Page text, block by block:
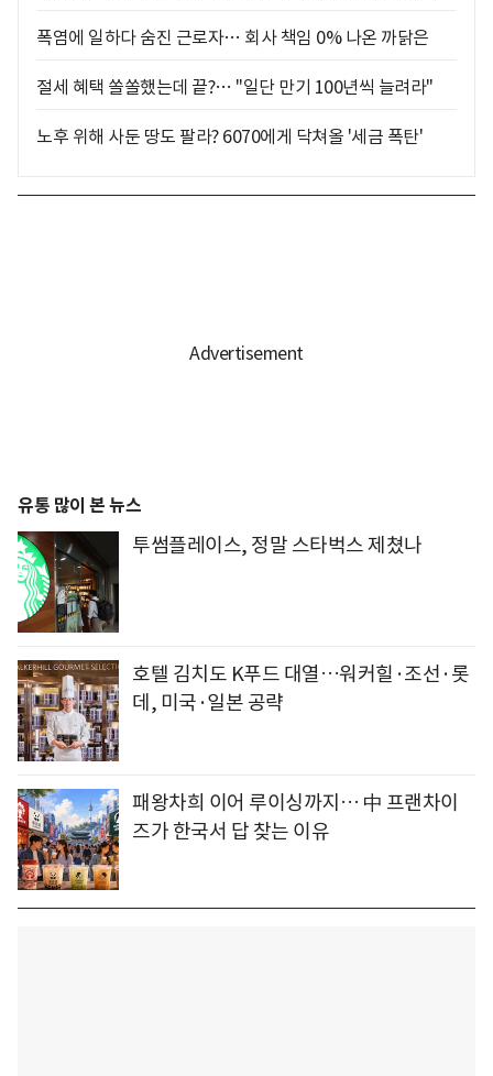
폭염에 일하다 숨진 근로자… 회사 책임 0% 나온 까닭은
절세 혜택 쏠쏠했는데 끝?… "일단 만기 100년씩 늘려라"
노후 위해 사둔 땅도 팔라? 6070에게 닥쳐올 '세금 폭탄'
유통 많이 본 뉴스
투썸플레이스, 정말 스타벅스 제쳤나
호텔 김치도 K푸드 대열…워커힐·조선·롯
데, 미국·일본 공략
패왕차희 이어 루이싱까지… 中 프랜차이
즈가 한국서 답 찾는 이유